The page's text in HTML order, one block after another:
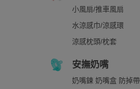
小風扇/推車風扇
水涼感巾/涼感環
涼感枕頭/枕套
安撫奶嘴
奶嘴鍊 奶嘴盒 防掉帶